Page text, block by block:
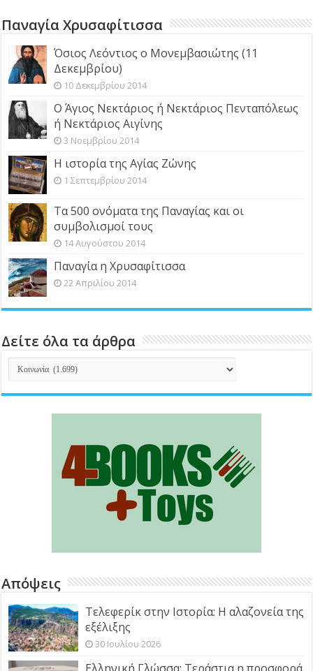
Παναγία Χρυσαφίτισσα
Όσιος Λεόντιος ο Μονεμβασιώτης (11
Δεκεμβρίου)
10 Δεκεμβρίου 2014
Ο Άγιος Νεκτάριος ή Νεκτάριος Πενταπόλεως
ή Νεκτάριος Αιγίνης
3 Νοεμβρίου 2014
Η ιστορία της Αγίας Ζώνης
1 Σεπτεμβρίου 2014
Τα 500 ονόματα της Παναγίας και οι
συμβολισμοί τους
14 Αυγούστου 2014
Παναγία η Χρυσαφίτισσα
22 Απριλίου 2014
Δείτε όλα τα άρθρα
Δείτε
όλα
τα
Απόψεις
Τελεφερίκ στην Ιστορία: Η αλαζονεία της
εξέλιξης
30 Ιουλίου 2026